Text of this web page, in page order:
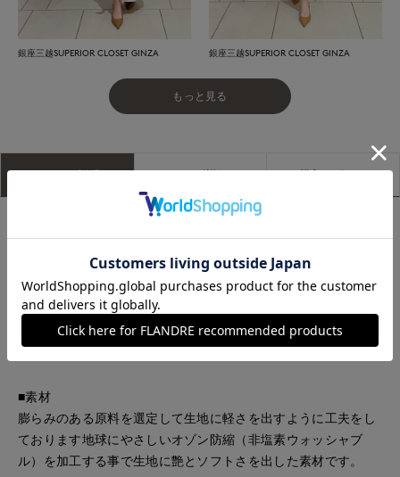
銀座三越SUPERIOR CLOSET GINZA 銀座三越SUPERIOR CLOSET GINZA
もっと見る
アイテム説明 サイズ詳細 購入レビュー
ットは、メタルボタンが上品なエッセンスを添えるダブルブレ
スト。本切羽にピークドラベルとメンズライクに仕上げたデザ
インながらも、大きすぎないピークドラベルとすっきりとさせ
た身頃など、女性らしさも忘れず流行に捉われず愛用できる一
■素材
膨らみのある原料を選定して生地に軽さを出すように工夫をし
ております地球にやさしいオゾン防縮（非塩素ウォッシャブ
ル）を加工する事で生地に艶とソフトさを出した素材です。